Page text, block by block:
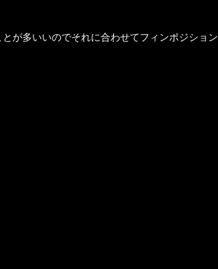
が多いいのでそれに合わせてフィンポジション